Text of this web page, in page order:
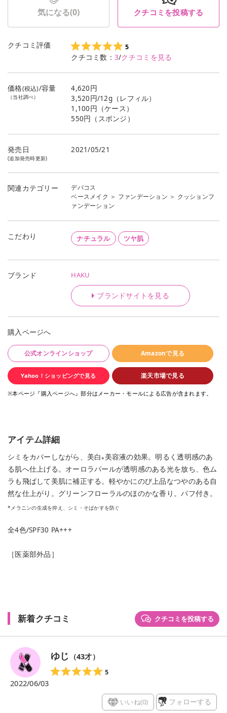
気になる(0) クチコミを投稿する
クチコミ評価 5
クチコミ数： 3/クチコミを見る
価格(税込)/容量
（当社調べ）
4,620円
3,520円/12g（レフィル）
1,100円（ケース）
550円（スポンジ）
発売日
(追加発売時更新)
2021/05/21
関連カテゴリー
デパコス
ベースメイク ＞ ファンデーション ＞ クッションフ
ァンデーション
こだわり ナチュラル ツヤ肌
ブランド HAKU
ブランドサイトを見る
購入ページへ
公式オンラインショップ Amazonで見る
Yahoo！ショッピングで見る 楽天市場で見る
※本ページ『購入ページへ』部分はメーカー・モールによる広告が含まれます。
アイテム詳細
シミをカバーしながら、美白* 美容液の効果。明るく透明感のあ
る肌へ仕上げる。オーロラパールが透明感のある光を放ち、色ム
ラも飛ばして美肌に補正する。軽やかにのび上品なつやのある自
然な仕上がり。グリーンフローラルのほのかな香り。パフ付き。
*メラニンの生成を抑え、シミ・そばかすを防ぐ
全4色/SPF30 PA+++
［医薬部外品］
新着クチコミ クチコミを投稿する
ゆじ （43才）
5
2022/06/03
いいね(0) フォローする